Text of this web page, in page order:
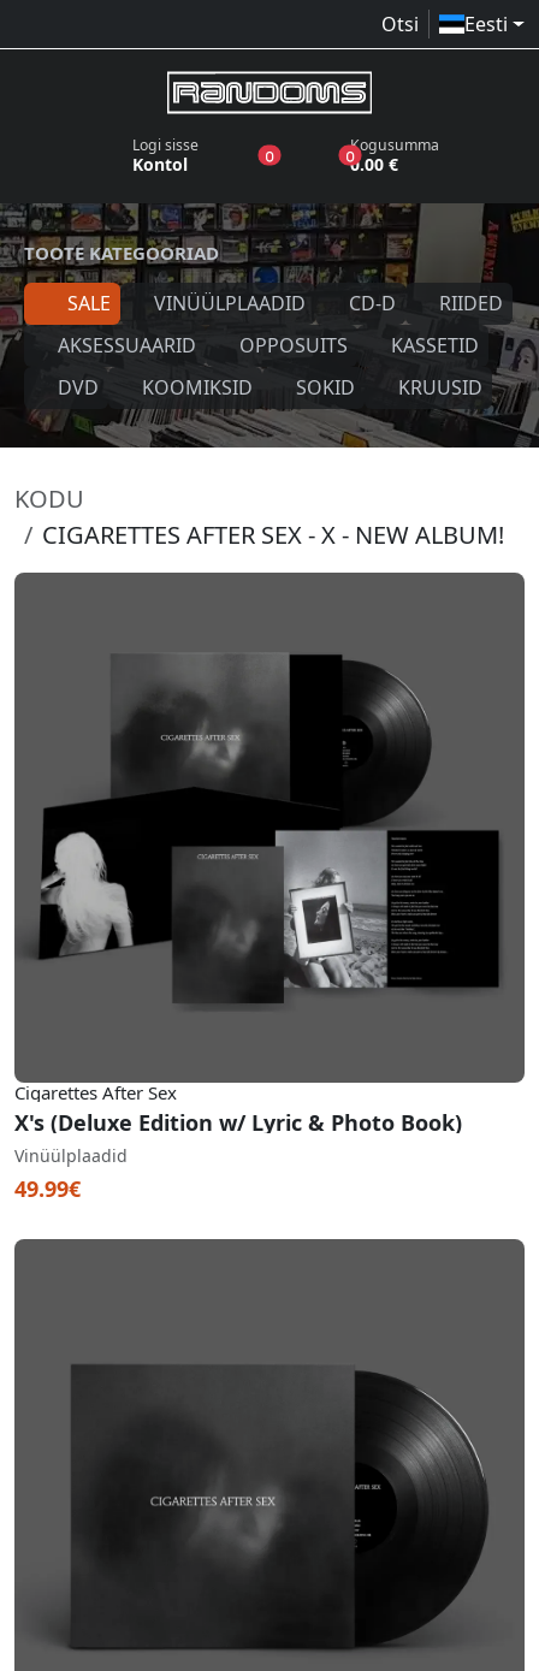
Otsi Eesti
Logi sisse
Kontol 0toodet sooviloendis
0toodet ostukorvis
Kogusumma
0.00 €
TOOTE KATEGOORIAD
SALE VINÜÜLPLAADID CD-D
RIIDED
AKSESSUAARID
OPPOSUITS
KASSETID
DVD
KOOMIKSID SOKID KRUUSID
KODU
CIGARETTES AFTER SEX - X - NEW ALBUM!
Cigarettes After Sex
X's (Deluxe Edition w/ Lyric & Photo Book)
Vinüülplaadid
49.99€